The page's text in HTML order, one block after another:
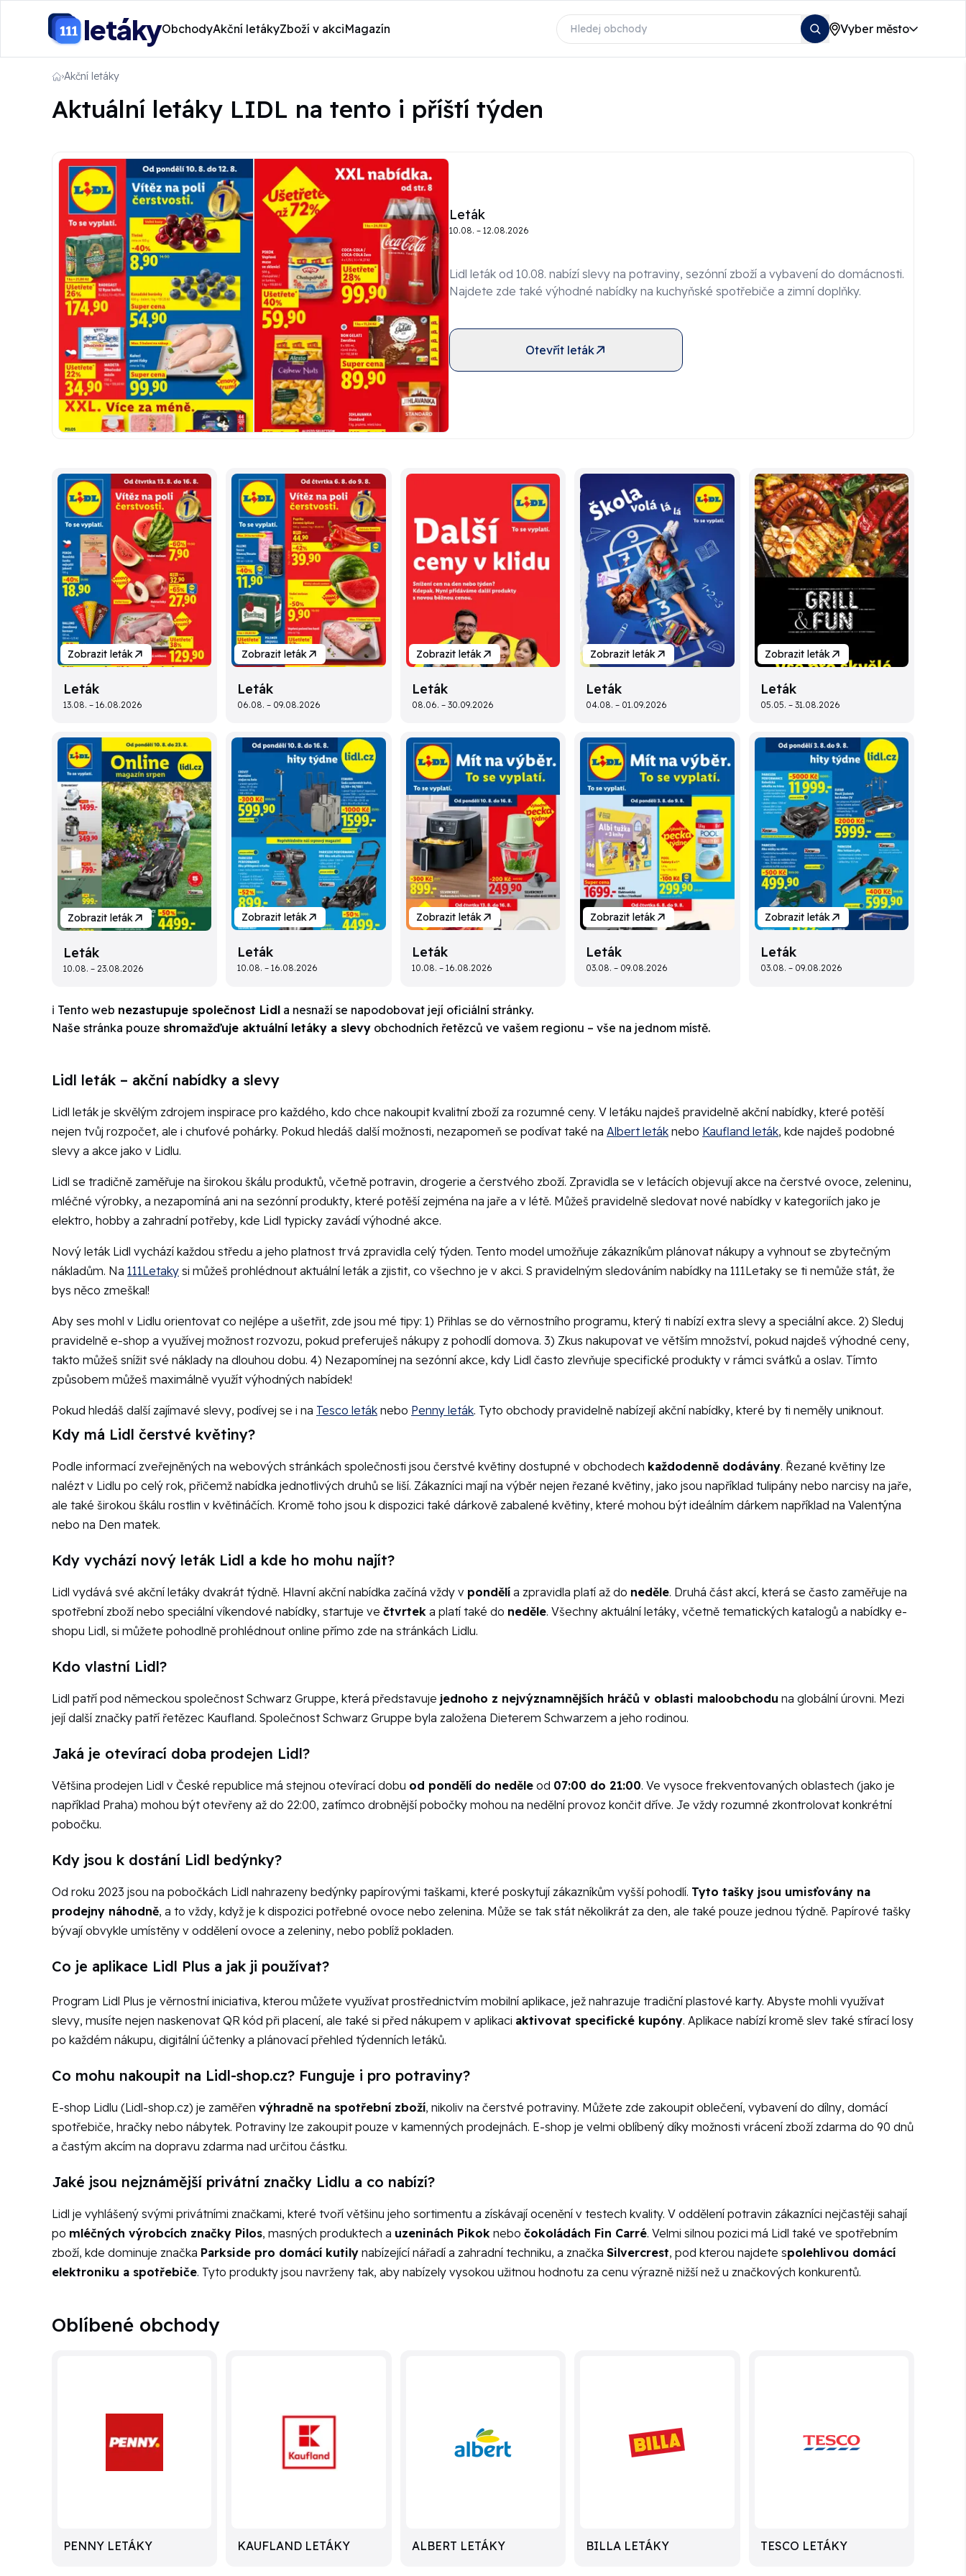
letákyObchodyAkční letákyZboží v akciMagazín Vyber město
Akční letáky
Aktuální letáky LIDL na tento i příští týden
Leták
10.08. – 12.08.2026
Lidl leták od 10.08. nabízí slevy na potraviny, sezónní zboží a vybavení do domácnosti.
Najdete zde také výhodné nabídky na kuchyňské spotřebiče a zimní doplňky.
Otevřít leták
Zobrazit leták
Leták
13.08. – 16.08.2026
Zobrazit leták
Leták
06.08. – 09.08.2026
Zobrazit leták
Leták
08.06. – 30.09.2026
Zobrazit leták
Leták
04.08. – 01.09.2026
Zobrazit leták
Leták
05.05. – 31.08.2026
Zobrazit leták
Leták
10.08. – 23.08.2026
Zobrazit leták
Leták
10.08. – 16.08.2026
Zobrazit leták
Leták
10.08. – 16.08.2026
Zobrazit leták
Leták
03.08. – 09.08.2026
Zobrazit leták
Leták
03.08. – 09.08.2026
ℹ️ Tento web nezastupuje společnost Lidl a nesnaží se napodobovat její oficiální stránky.
Naše stránka pouze shromažďuje aktuální letáky a slevy obchodních řetězců ve vašem regionu – vše na jednom místě.
Lidl leták – akční nabídky a slevy
Lidl leták je skvělým zdrojem inspirace pro každého, kdo chce nakoupit kvalitní zboží za rozumné ceny. V letáku najdeš pravidelně akční nabídky, které potěší
nejen tvůj rozpočet, ale i chuťové pohárky. Pokud hledáš další možnosti, nezapomeň se podívat také na Albert leták nebo Kaufland leták, kde najdeš podobné
slevy a akce jako v Lidlu.
Lidl se tradičně zaměřuje na širokou škálu produktů, včetně potravin, drogerie a čerstvého zboží. Zpravidla se v letácích objevují akce na čerstvé ovoce, zeleninu,
mléčné výrobky, a nezapomíná ani na sezónní produkty, které potěší zejména na jaře a v létě. Můžeš pravidelně sledovat nové nabídky v kategoriích jako je
elektro, hobby a zahradní potřeby, kde Lidl typicky zavádí výhodné akce.
Nový leták Lidl vychází každou středu a jeho platnost trvá zpravidla celý týden. Tento model umožňuje zákazníkům plánovat nákupy a vyhnout se zbytečným
nákladům. Na 111Letaky si můžeš prohlédnout aktuální leták a zjistit, co všechno je v akci. S pravidelným sledováním nabídky na 111Letaky se ti nemůže stát, že
bys něco zmeškal!
Aby ses mohl v Lidlu orientovat co nejlépe a ušetřit, zde jsou mé tipy: 1) Přihlas se do věrnostního programu, který ti nabízí extra slevy a speciální akce. 2) Sleduj
pravidelně e-shop a využívej možnost rozvozu, pokud preferuješ nákupy z pohodlí domova. 3) Zkus nakupovat ve větším množství, pokud najdeš výhodné ceny,
takto můžeš snížit své náklady na dlouhou dobu. 4) Nezapomínej na sezónní akce, kdy Lidl často zlevňuje specifické produkty v rámci svátků a oslav. Tímto
způsobem můžeš maximálně využít výhodných nabídek!
Pokud hledáš další zajímavé slevy, podívej se i na Tesco leták nebo Penny leták. Tyto obchody pravidelně nabízejí akční nabídky, které by ti neměly uniknout.
Kdy má Lidl čerstvé květiny?
Podle informací zveřejněných na webových stránkách společnosti jsou čerstvé květiny dostupné v obchodech každodenně dodávány. Řezané květiny lze
nalézt v Lidlu po celý rok, přičemž nabídka jednotlivých druhů se liší. Zákazníci mají na výběr nejen řezané květiny, jako jsou například tulipány nebo narcisy na jaře,
ale také širokou škálu rostlin v květináčích. Kromě toho jsou k dispozici také dárkově zabalené květiny, které mohou být ideálním dárkem například na Valentýna
nebo na Den matek.
Kdy vychází nový leták Lidl a kde ho mohu najít?
Lidl vydává své akční letáky dvakrát týdně. Hlavní akční nabídka začíná vždy v pondělí a zpravidla platí až do neděle. Druhá část akcí, která se často zaměřuje na
spotřební zboží nebo speciální víkendové nabídky, startuje ve čtvrtek a platí také do neděle. Všechny aktuální letáky, včetně tematických katalogů a nabídky e-
shopu Lidl, si můžete pohodlně prohlédnout online přímo zde na stránkách Lidlu.
Kdo vlastní Lidl?
Lidl patří pod německou společnost Schwarz Gruppe, která představuje jednoho z nejvýznamnějších hráčů v oblasti maloobchodu na globální úrovni. Mezi
její další značky patří řetězec Kaufland. Společnost Schwarz Gruppe byla založena Dieterem Schwarzem a jeho rodinou.
Jaká je otevírací doba prodejen Lidl?
Většina prodejen Lidl v České republice má stejnou otevírací dobu od pondělí do neděle od 07:00 do 21:00. Ve vysoce frekventovaných oblastech (jako je
například Praha) mohou být otevřeny až do 22:00, zatímco drobnější pobočky mohou na nedělní provoz končit dříve. Je vždy rozumné zkontrolovat konkrétní
pobočku.
Kdy jsou k dostání Lidl bedýnky?
Od roku 2023 jsou na pobočkách Lidl nahrazeny bedýnky papírovými taškami, které poskytují zákazníkům vyšší pohodlí. Tyto tašky jsou umisťovány na
prodejny náhodně, a to vždy, když je k dispozici potřebné ovoce nebo zelenina. Může se tak stát několikrát za den, ale také pouze jednou týdně. Papírové tašky
bývají obvykle umístěny v oddělení ovoce a zeleniny, nebo poblíž pokladen.
Co je aplikace Lidl Plus a jak ji používat?
Program Lidl Plus je věrnostní iniciativa, kterou můžete využívat prostřednictvím mobilní aplikace, jež nahrazuje tradiční plastové karty. Abyste mohli využívat
slevy, musíte nejen naskenovat QR kód při placení, ale také si před nákupem v aplikaci aktivovat specifické kupóny. Aplikace nabízí kromě slev také stírací losy
po každém nákupu, digitální účtenky a plánovací přehled týdenních letáků.
Co mohu nakoupit na Lidl-shop.cz? Funguje i pro potraviny?
E-shop Lidlu (Lidl-shop.cz) je zaměřen výhradně na spotřební zboží, nikoliv na čerstvé potraviny. Můžete zde zakoupit oblečení, vybavení do dílny, domácí
spotřebiče, hračky nebo nábytek. Potraviny lze zakoupit pouze v kamenných prodejnách. E-shop je velmi oblíbený díky možnosti vrácení zboží zdarma do 90 dnů
a častým akcím na dopravu zdarma nad určitou částku.
Jaké jsou nejznámější privátní značky Lidlu a co nabízí?
Lidl je vyhlášený svými privátními značkami, které tvoří většinu jeho sortimentu a získávají ocenění v testech kvality. V oddělení potravin zákazníci nejčastěji sahají
po mléčných výrobcích značky Pilos, masných produktech a uzeninách Pikok nebo čokoládách Fin Carré. Velmi silnou pozici má Lidl také ve spotřebním
zboží, kde dominuje značka Parkside pro domácí kutily nabízející nářadí a zahradní techniku, a značka Silvercrest, pod kterou najdete spolehlivou domácí
elektroniku a spotřebiče. Tyto produkty jsou navrženy tak, aby nabízely vysokou užitnou hodnotu za cenu výrazně nižší než u značkových konkurentů.
Oblíbené obchody
PENNY LETÁKY KAUFLAND LETÁKY ALBERT LETÁKY BILLA LETÁKY TESCO LETÁKY